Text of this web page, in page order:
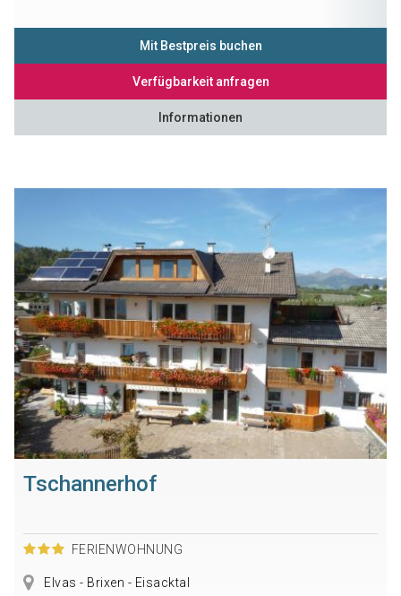
Mit Bestpreis buchen
Verfügbarkeit anfragen
Informationen
Tschannerhof
FERIENWOHNUNG
Elvas - Brixen - Eisacktal